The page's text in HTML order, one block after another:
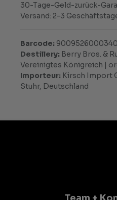
30-Tage-Geld-zurück-
Versand: 2-3
Barcode: 9009526000340
Destillery: Berry Bros. &
Vereinigtes Königreich |
Importeur: Kirsch Import
Stuhr, Deutschland
Team +